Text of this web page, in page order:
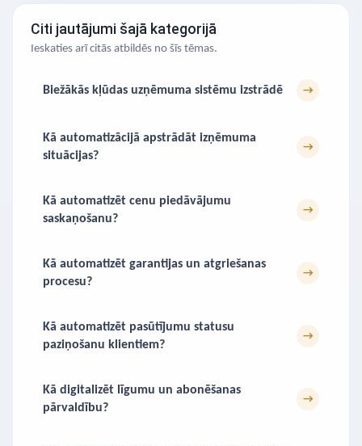
Citi jautājumi šajā kategorijā
Ieskaties arī citās atbildēs no šīs tēmas.
Biežākās kļūdas uzņēmuma sistēmu izstrādē →
Kā automatizācijā apstrādāt izņēmuma
situācijas?
→
Kā automatizēt cenu piedāvājumu
saskaņošanu?
→
Kā automatizēt garantijas un atgriešanas
procesu?
→
Kā automatizēt pasūtījumu statusu
paziņošanu klientiem?
→
Kā digitalizēt līgumu un abonēšanas
pārvaldību?
→